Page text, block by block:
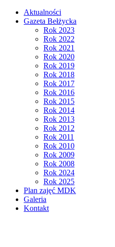
Aktualności
Gazeta Bełżycka
Rok 2023
Rok 2022
Rok 2021
Rok 2020
Rok 2019
Rok 2018
Rok 2017
Rok 2016
Rok 2015
Rok 2014
Rok 2013
Rok 2012
Rok 2011
Rok 2010
Rok 2009
Rok 2008
Rok 2024
Rok 2025
Plan zajęć MDK
Galeria
Kontakt